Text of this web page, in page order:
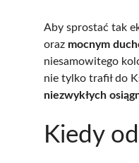
Aby sprostać tak
oraz mocnym
niesamowitego
nie tylko trafił do
niezwykłych
Kiedy